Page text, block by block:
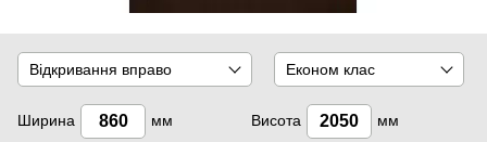
Відкривання вправо Економ клас
Ширина мм Висота мм